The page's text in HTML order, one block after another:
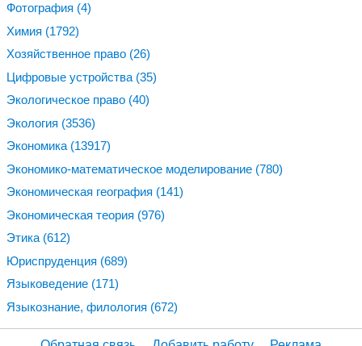
Фотография (4)
Химия (1792)
Хозяйственное право (26)
Цифровые устройства (35)
Экологическое право (40)
Экология (3536)
Экономика (13917)
Экономико-математическое моделирование (780)
Экономическая география (141)
Экономическая теория (976)
Этика (612)
Юриспруденция (689)
Языковедение (171)
Языкознание, филология (672)